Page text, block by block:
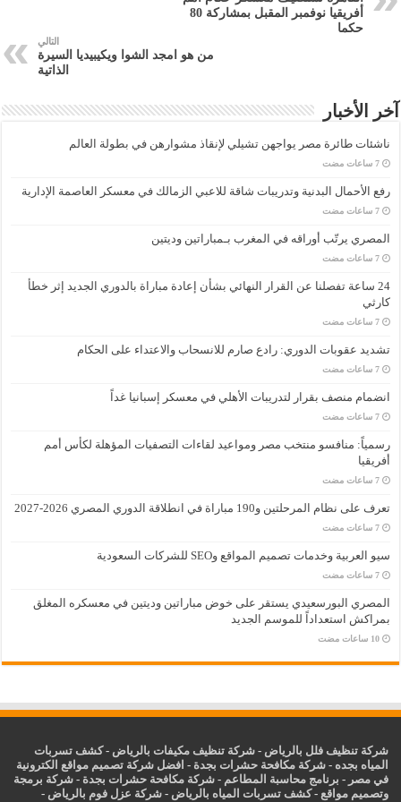
أفريقيا نوفمبر المقبل بمشاركة 80
حكما
التالي
من هو امجد الشوا ويكيبيديا السيرة
الذاتية
آخر الأخبار
ناشئات طائرة مصر يواجهن تشيلي لإنقاذ مشوارهن في بطولة العالم
‏7 ساعات مضت
رفع الأحمال البدنية وتدريبات شاقة للاعبي الزمالك في معسكر العاصمة الإدارية
‏7 ساعات مضت
المصري يرتّب أوراقه في المغرب بـمباراتين وديتين
‏7 ساعات مضت
24 ساعة تفصلنا عن القرار النهائي بشأن إعادة مباراة بالدوري الجديد إثر خطأ
كارثي
‏7 ساعات مضت
تشديد عقوبات الدوري: رادع صارم للانسحاب والاعتداء على الحكام
‏7 ساعات مضت
انضمام منصف بقرار لتدريبات الأهلي في معسكر إسبانيا غداً
‏7 ساعات مضت
رسمياً: منافسو منتخب مصر ومواعيد لقاءات التصفيات المؤهلة لكأس أمم
أفريقيا
‏7 ساعات مضت
تعرف على نظام المرحلتين و190 مباراة في انطلاقة الدوري المصري 2026-2027
‏7 ساعات مضت
سيو العربية وخدمات تصميم المواقع وSEO للشركات السعودية
‏7 ساعات مضت
المصري البورسعيدي يستقر على خوض مباراتين وديتين في معسكره المغلق
بمراكش استعداداً للموسم الجديد
‏10 ساعات مضت
شركة تنظيف فلل بالرياض -شركة تنظيف مكيفات بالرياض -كشف تسربات
المياه بجده -شركة مكافحة حشرات بجدة - افضل شركة تصميم مواقع الكترونية
في مصر - برنامج محاسبة المطاعم -شركة مكافحة حشرات بجدة -شركة برمجة
وتصميم مواقع -كشف تسربات المياه بالرياض -شركة عزل فوم بالرياض -